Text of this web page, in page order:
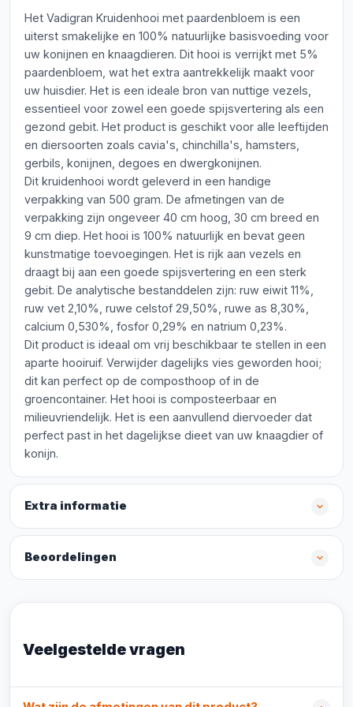
Het Vadigran Kruidenhooi met paardenbloem is een
uiterst smakelijke en 100% natuurlijke basisvoeding voor
uw konijnen en knaagdieren. Dit hooi is verrijkt met 5%
paardenbloem, wat het extra aantrekkelijk maakt voor
uw huisdier. Het is een ideale bron van nuttige vezels,
essentieel voor zowel een goede spijsvertering als een
gezond gebit. Het product is geschikt voor alle leeftijden
en diersoorten zoals cavia's, chinchilla's, hamsters,
gerbils, konijnen, degoes en dwergkonijnen.
Dit kruidenhooi wordt geleverd in een handige
verpakking van 500 gram. De afmetingen van de
verpakking zijn ongeveer 40 cm hoog, 30 cm breed en
9 cm diep. Het hooi is 100% natuurlijk en bevat geen
kunstmatige toevoegingen. Het is rijk aan vezels en
draagt bij aan een goede spijsvertering en een sterk
gebit. De analytische bestanddelen zijn: ruw eiwit 11%,
ruw vet 2,10%, ruwe celstof 29,50%, ruwe as 8,30%,
calcium 0,530%, fosfor 0,29% en natrium 0,23%.
Dit product is ideaal om vrij beschikbaar te stellen in een
aparte hooiruif. Verwijder dagelijks vies geworden hooi;
dit kan perfect op de composthoop of in de
groencontainer. Het hooi is composteerbaar en
milieuvriendelijk. Het is een aanvullend diervoeder dat
perfect past in het dagelijkse dieet van uw knaagdier of
konijn.
Extra informatie
Beoordelingen
Veelgestelde vragen